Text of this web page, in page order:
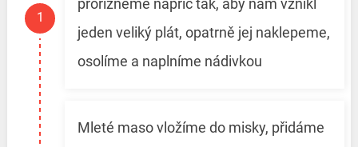
prořízneme napříč tak, aby nám vznikl
jeden veliký plát, opatrně jej naklepeme,
osolíme a naplníme nádivkou
Mleté maso vložíme do misky, přidáme